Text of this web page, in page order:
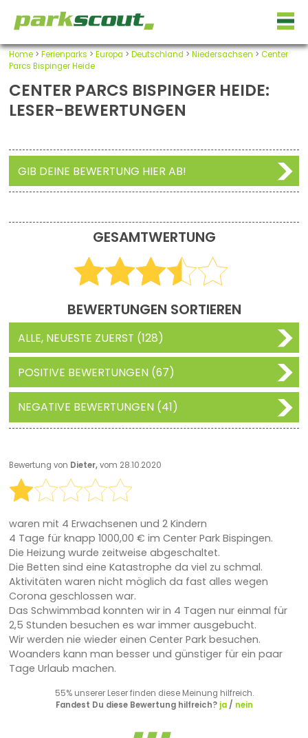
Home> Ferienparks > Europa > Deutschland > Niedersachsen > Center
Parcs Bispinger Heide
CENTER PARCS BISPINGER HEIDE:
LESER-BEWERTUNGEN
GIB DEINE BEWERTUNG HIER AB!
GESAMTWERTUNG
BEWERTUNGEN SORTIEREN
ALLE, NEUESTE ZUERST (128)
POSITIVE BEWERTUNGEN (67)
NEGATIVE BEWERTUNGEN (41)
Bewertung von Dieter,vom 28.10.2020
waren mit 4 Erwachsenen und 2 Kindern
4 Tage für knapp 1000,00 € im Center Park Bispingen.
Die Heizung wurde zeitweise abgeschaltet.
Die Betten sind eine Katastrophe da viel zu schmal.
Aktivitäten waren nicht möglich da fast alles wegen
Corona geschlossen war.
Das Schwimmbad konnten wir in 4 Tagen nur einmal für
2,5 Stunden besuchen es war immer ausgebucht.
Wir werden nie wieder einen Center Park besuchen.
Woanders kann man besser und günstiger für ein paar
Tage Urlaub machen.
55% unserer Leser finden diese Meinung hilfreich.
Fandest Du diese Bewertung hilfreich? ja/ nein